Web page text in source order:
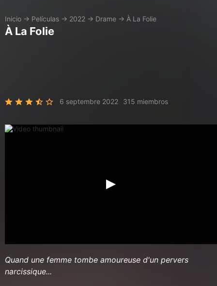
Inicio → Películas → 2022 → Drame → À La Folie
À La Folie
6 septembre 2022 315 miembros
Quand une femme tombe amoureuse d'un pervers
narcissique...